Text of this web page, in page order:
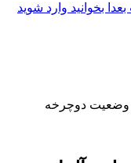
بخوانید وارد شوید
وضعیت دوچرخه